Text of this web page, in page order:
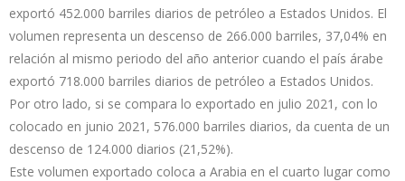
exportó 452.000 barriles diarios de petróleo a Estados Unidos. El
volumen representa un descenso de 266.000 barriles, 37,04% en
relación al mismo periodo del año anterior cuando el país árabe
exportó 718.000 barriles diarios de petróleo a Estados Unidos.
Por otro lado, si se compara lo exportado en julio 2021, con lo
colocado en junio 2021, 576.000 barriles diarios, da cuenta de un
descenso de 124.000 diarios (21,52%).
Este volumen exportado coloca a Arabia en el cuarto lugar como